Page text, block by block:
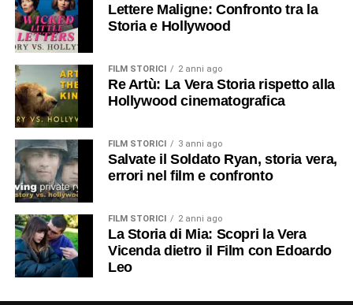
Lettere Maligne: Confronto tra la
Storia e Hollywood
FILM STORICI 2 anni ago
Re Artù: La Vera Storia rispetto alla
Hollywood cinematografica
FILM STORICI 3 anni ago
Salvate il Soldato Ryan, storia vera,
errori nel film e confronto
FILM STORICI 2 anni ago
La Storia di Mia: Scopri la Vera
Vicenda dietro il Film con Edoardo
Leo